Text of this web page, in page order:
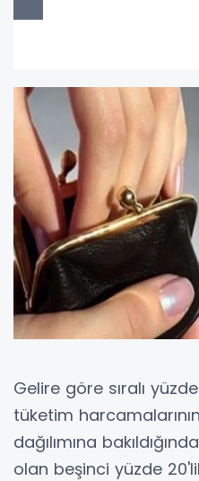
Gelire göre sıralı
tüketim
dağılımına
olan beşinci yüzde